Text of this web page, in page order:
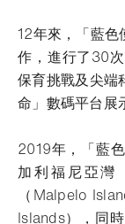
12年來，「藍色
作，進行了30
保育挑戰及尖端
命」數碼平台展
2019年，「藍
加利福尼亞灣
（Malpelo
Islands），同